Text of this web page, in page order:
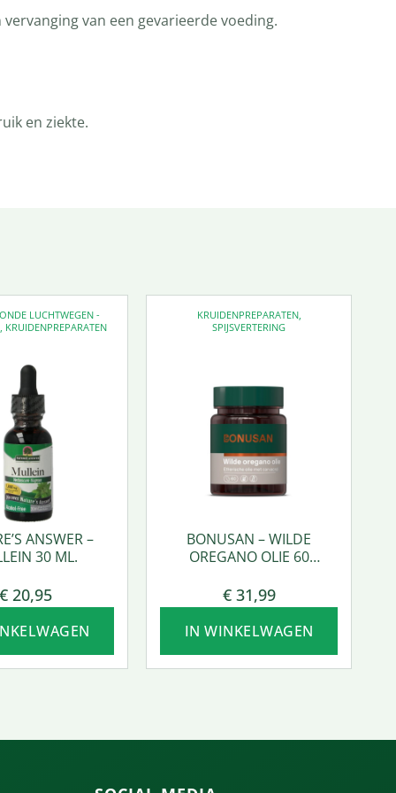
van een gevarieerde voeding.
en ziekte.
LUCHTWEGEN -
KRUIDENPREPARATEN
ANSWER –
30 ML.
20,95
KRUIDENPREPARATEN,
SPIJSVERTERING
BONUSAN – WILDE
OREGANO OLIE 60
€31,99
IN WINKELWAGEN